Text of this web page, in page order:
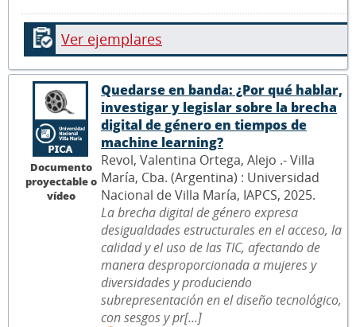
Ver ejemplares
Documento
proyectable o
vídeo
Quedarse en banda: ¿Por qué hablar,
investigar y legislar sobre la brecha
digital de género en tiempos de
machine learning?
Revol, Valentina Ortega, Alejo .- Villa
María, Cba. (Argentina) : Universidad
Nacional de Villa María, IAPCS, 2025.
La brecha digital de género expresa
desigualdades estructurales en el acceso, la
calidad y el uso de las TIC, afectando de
manera desproporcionada a mujeres y
diversidades y produciendo
subrepresentación en el diseño tecnológico,
con sesgos y pr[...]